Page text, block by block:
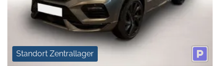
Standort Zentrallager